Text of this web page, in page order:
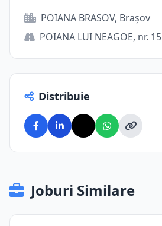
POIANA BRASOV, Brașov
POIANA LUI NEAGOE, nr. 15
Distribuie
Joburi Similare